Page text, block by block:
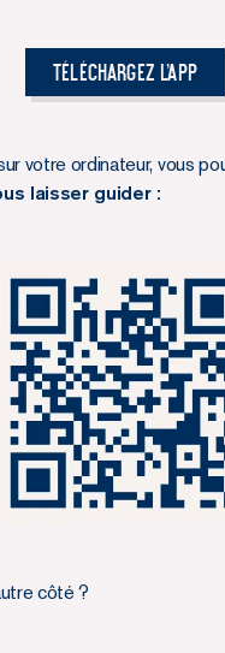
Téléchargez l'App
votre ordinateur, vous
laisser guider :
côté ?